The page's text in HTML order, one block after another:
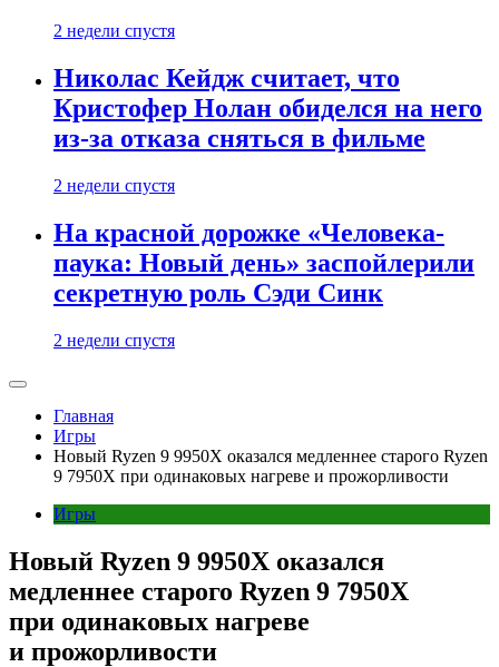
2 недели спустя
Николас Кейдж считает, что
Кристофер Нолан обиделся на него
из-за отказа сняться в фильме
2 недели спустя
На красной дорожке «Человека-
паука: Новый день» заспойлерили
секретную роль Сэди Синк
2 недели спустя
Главная
Игры
Новый Ryzen 9 9950X оказался медленнее старого Ryzen
9 7950X при одинаковых нагреве и прожорливости
Игры
Новый Ryzen 9 9950X оказался
медленнее старого Ryzen 9 7950X
при одинаковых нагреве
и прожорливости